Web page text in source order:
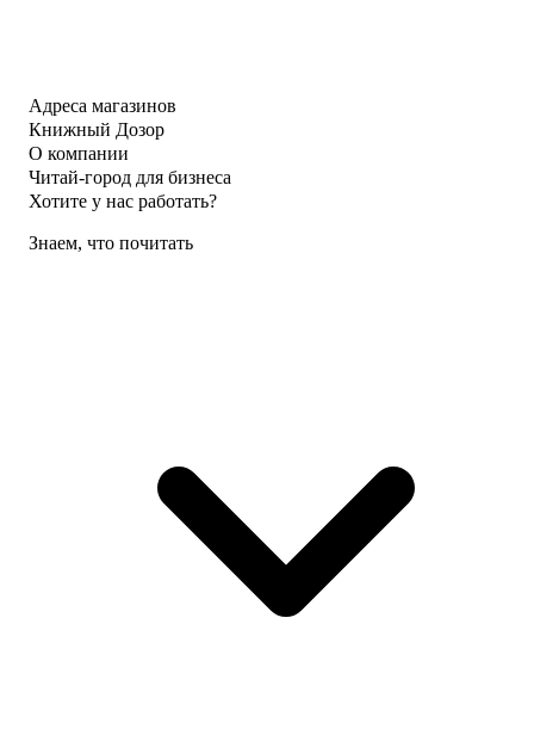
Адреса магазинов
Книжный Дозор
О компании
Читай-город для бизнеса
Хотите у нас работать?
Знаем, что почитать